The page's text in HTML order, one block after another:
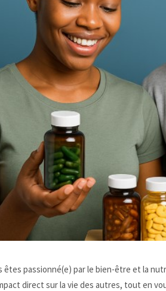
êtes passionné(e) par le bien-être et la
direct sur la vie des autres, tout en